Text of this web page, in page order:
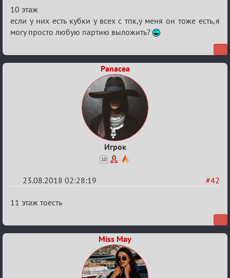
Re:
Обсуждение
"Hot
Building"
10 этаж
если у них есть кубки у всех с тпк,у меня он тоже есть,я
могу просто любую партию выложить?
Panacea
Игрок
10
#42
23.08.2018 02:28:19
Re:
"Hot
11 этаж тоесть
Miss May